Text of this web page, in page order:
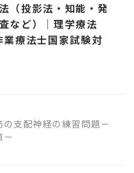
（投影法・知能・発
など）｜理学療法
療法士国家試験対
の支配神経の練習問題－
－